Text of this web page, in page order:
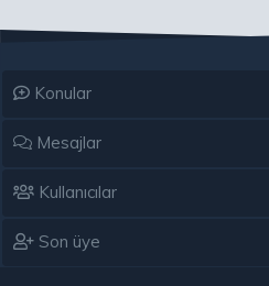
Konular
Mesajlar
Kullanıcılar
Son üye